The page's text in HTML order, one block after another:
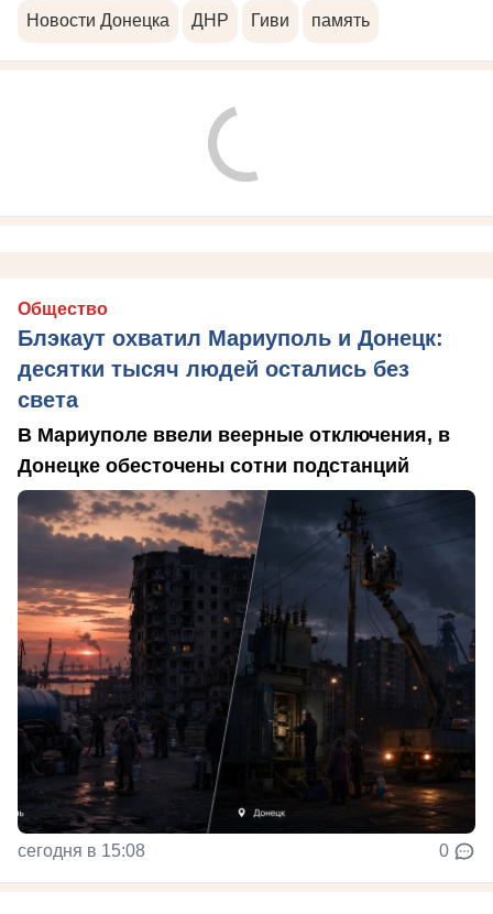
Новости Донецка ДНР Гиви память
Общество
Блэкаут охватил Мариуполь и Донецк:
десятки тысяч людей остались без
света
В Мариуполе ввели веерные отключения, в
Донецке обесточены сотни подстанций
сегодня в 15:08 0